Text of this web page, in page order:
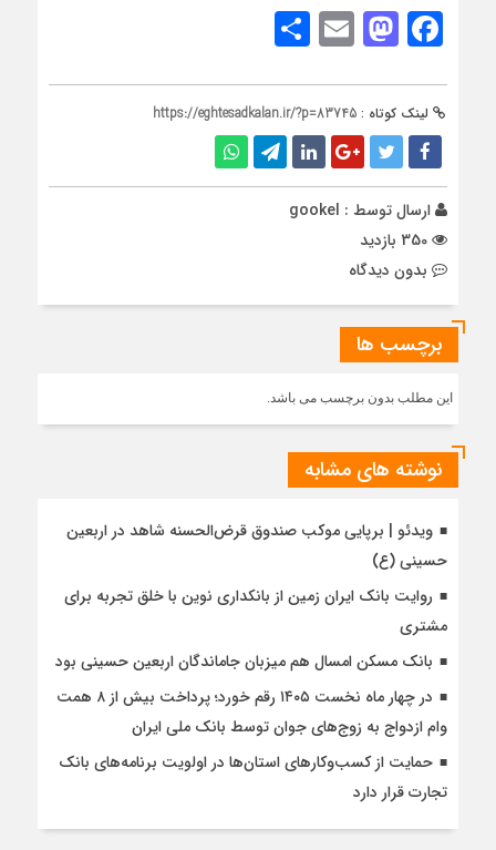
Facebook
Mastodon
Email
لینک کوتاه : https://eghtesadkalan.ir/?p=83745
ارسال توسط : gookel
بدون دیدگاه
برچسب ها
این مطلب بدون برچسب می باشد.
نوشته های مشابه
ویدئو | برپایی موکب صندوق قرض‌الحسنه شاهد در اربعین
حسینی (ع)
روایت بانک ایران زمین از بانکداری نوین با خلق تجربه برای
مشتری
بانک مسکن امسال هم میزبان جاماندگان اربعین حسینی بود
در چهار ماه نخست ۱۴۰۵ رقم خورد؛ پرداخت بیش از ۸ همت
وام ازدواج به زوج‌های جوان توسط بانک ملی ایران
حمایت از کسب‌وکارهای استان‌ها در اولویت برنامه‌های بانک
تجارت قرار دارد